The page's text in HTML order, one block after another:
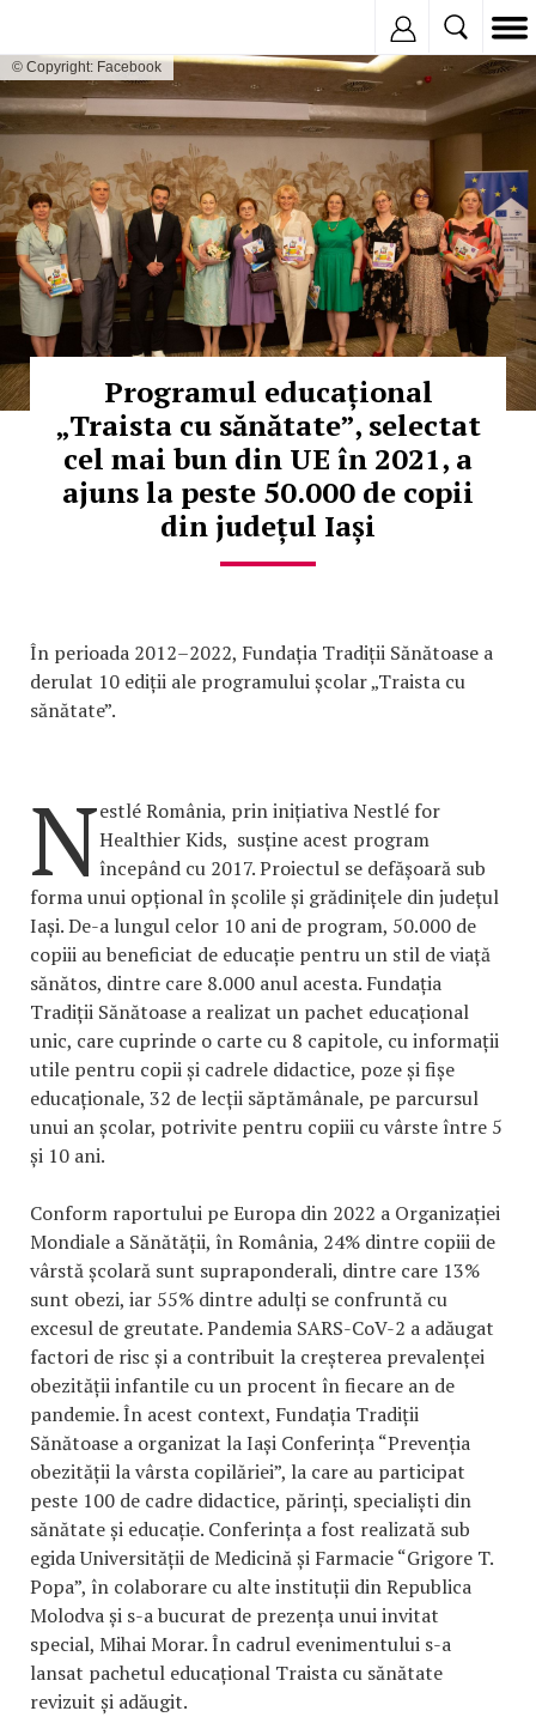
© Copyright: Facebook
Programul educațional
„Traista cu sănătate”, selectat
cel mai bun din UE în 2021, a
ajuns la peste 50.000 de copii
din județul Iași
În perioada 2012–2022, Fundația Tradiții Sănătoase a
derulat 10 ediții ale programului școlar „Traista cu
sănătate”.
Nestlé România, prin inițiativa Nestlé for
Healthier Kids, susține acest program
începând cu 2017. Proiectul se defășoară sub
forma unui opțional în școlile și grădinițele din județul
Iași. De-a lungul celor 10 ani de program, 50.000 de
copiii au beneficiat de educație pentru un stil de viață
sănătos, dintre care 8.000 anul acesta. Fundația
Tradiții Sănătoase a realizat un pachet educațional
unic, care cuprinde o carte cu 8 capitole, cu informații
utile pentru copii și cadrele didactice, poze și fișe
educaționale, 32 de lecții săptămânale, pe parcursul
unui an școlar, potrivite pentru copiii cu vârste între 5
și 10 ani.
Conform raportului pe Europa din 2022 a Organizației
Mondiale a Sănătății, în România, 24% dintre copiii de
vârstă școlară sunt supraponderali, dintre care 13%
sunt obezi, iar 55% dintre adulți se confruntă cu
excesul de greutate. Pandemia SARS-CoV-2 a adăugat
factori de risc și a contribuit la creșterea prevalenței
obezității infantile cu un procent în fiecare an de
pandemie. În acest context, Fundația Tradiții
Sănătoase a organizat la Iași Conferința “Prevenția
obezității la vârsta copilăriei”, la care au participat
peste 100 de cadre didactice, părinți, specialiști din
sănătate și educație. Conferința a fost realizată sub
egida Universității de Medicină și Farmacie “Grigore T.
Popa”, în colaborare cu alte instituții din Republica
Molodva și s-a bucurat de prezența unui invitat
special, Mihai Morar. În cadrul evenimentului s-a
lansat pachetul educațional Traista cu sănătate
revizuit și adăugit.